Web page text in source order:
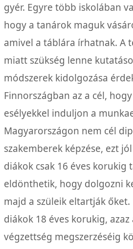
gyér. Egyre több iskolában
hogy a tanárok maguk
amivel a táblára írhatnak. A
miatt szükség lenne
módszerek kidolgozása
Finnországban az a cél,
esélyekkel induljon a
Magyarországon nem cél
szakemberek képzése, ezt
diákok csak 16 éves korukig
eldönthetik, hogy dolgozni
majd a szüleik eltartják őket.
diákok 18 éves korukig,
végzettség megszerzéséig